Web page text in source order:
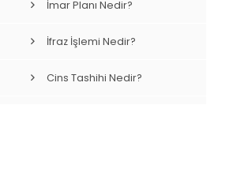
İmar Planı Nedir?
İfraz İşlemi Nedir?
Cins Tashihi Nedir?